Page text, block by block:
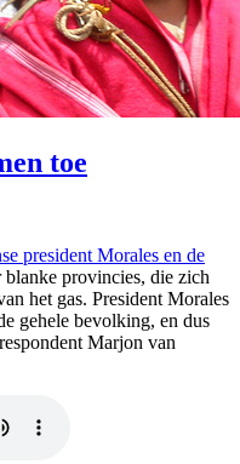
toe
president Morales en de
blanke provincies, die zich
het gas. President Morales
gehele bevolking, en dus
Marjon van